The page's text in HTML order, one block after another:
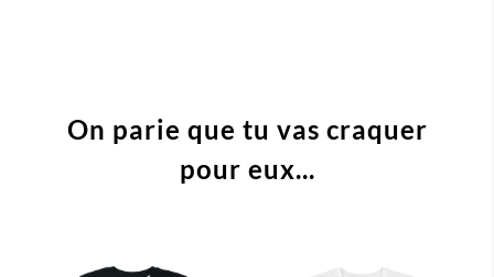
On parie que tu vas craquer
pour eux...